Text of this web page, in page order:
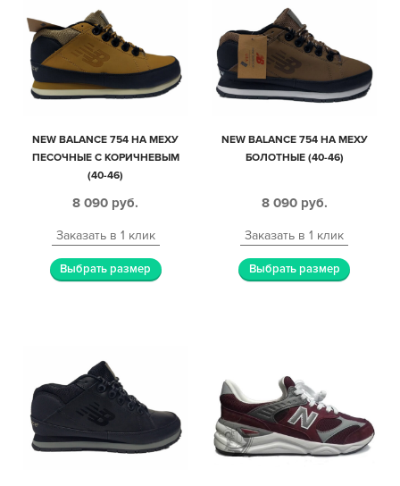
NEW BALANCE 754 НА МЕХУ
ПЕСОЧНЫЕ С КОРИЧНЕВЫМ
(40-46)
8 090 руб.
Заказать в 1 клик
Выбрать размер
NEW BALANCE 754 НА МЕХУ
БОЛОТНЫЕ (40-46)
8 090 руб.
Заказать в 1 клик
Выбрать размер